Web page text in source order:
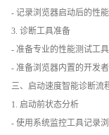
- 记录浏览器启动后的性
3. 诊断工具准备
- 准备专业的性能测试工具
- 准备浏览器内置的开发
三、启动速度智能诊断流
1. 启动前状态分析
- 使用系统监控工具记录